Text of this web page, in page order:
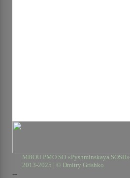
MBOU PMO SO «Pyshminskaya SOSH»
2013-2025 | © Dmitry Grishko
--